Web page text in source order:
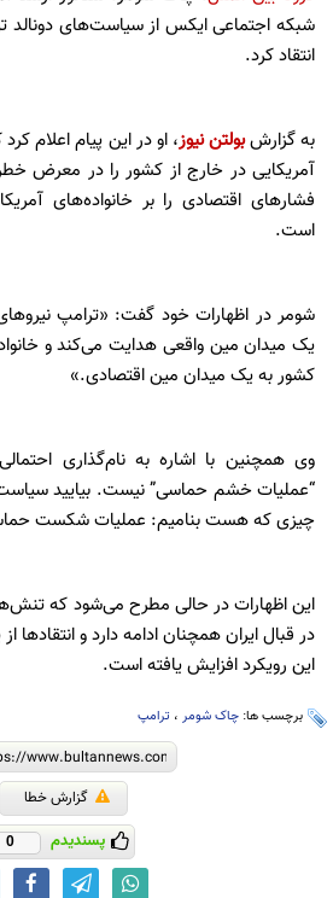
شبکه اجتماعی ایکس از سیاست‌های دونالد
انتقاد کرد.
به گزارشبولتن نیوز، او در این پیام اعلام
آمریکایی در خارج از کشور را در معرض
فشارهای اقتصادی را بر خانواده‌های
است.
شومر در اظهارات خود گفت: «ترامپ
یک میدان مین واقعی هدایت می‌کند و
کشور به یک میدان مین اقتصادی.»
وی همچنین با اشاره به نام‌گذاری
“عملیات خشم حماسی” نیست. بیایید سیاست
چیزی که هست بنامیم: عملیات شکست
این اظهارات در حالی مطرح می‌شود که
در قبال ایران همچنان ادامه دارد و انتقادها
این رویکرد افزایش یافته است.
برچسب ها: چاک شومر ، ترامپ
گزارش خطا
پسندیدم 0